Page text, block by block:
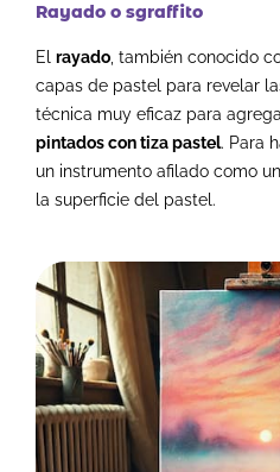
Rayado o sgraffito
El rayado, también conocido
capas de pastel para revelar
técnica muy eficaz para
pintados con tiza pastel. Para
un instrumento afilado como
la superficie del pastel.